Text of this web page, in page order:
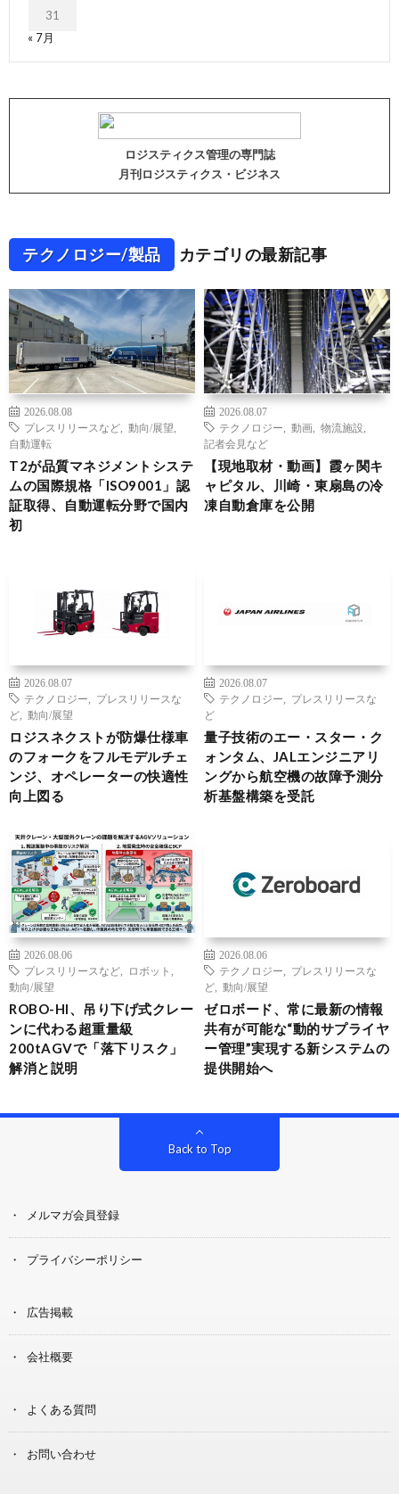
31
« 7月
ロジスティクス管理の専門誌
月刊ロジスティクス・ビジネス
テクノロジー/製品 カテゴリの最新記事
2026.08.08
プレスリリースなど
動向/展望
自動運転
T2が品質マネジメントシステ
ムの国際規格「ISO9001」認
証取得、自動運転分野で国内
初
2026.08.07
テクノロジー
動画 物流施設
記者会見など
【現地取材・動画】霞ヶ関キ
ャピタル、川崎・東扇島の冷
凍自動倉庫を公開
2026.08.07
テクノロジー
プレスリリースな
ど
動向/展望
ロジスネクストが防爆仕様車
のフォークをフルモデルチェ
ンジ、オペレーターの快適性
向上図る
2026.08.07
テクノロジー
プレスリリースな
ど
量子技術のエー・スター・ク
ォンタム、JALエンジニアリ
ングから航空機の故障予測分
析基盤構築を受託
2026.08.06
プレスリリースなど
ロボット
動向/展望
ROBO-HI、吊り下げ式クレー
ンに代わる超重量級
200tAGVで「落下リスク」
解消と説明
2026.08.06
テクノロジー
プレスリリースな
ど
動向/展望
ゼロボード、常に最新の情報
共有が可能な“動的サプライヤ
ー管理”実現する新システムの
提供開始へ
Back to Top
メルマガ会員登録
プライバシーポリシー
広告掲載
会社概要
よくある質問
お問い合わせ